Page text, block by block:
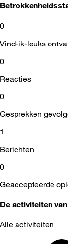
0
Vind-ik-leuks
0
Reacties
0
Gesprekken
1
Berichten
0
Geaccepteerde
De activiteiten
Alle activiteiten